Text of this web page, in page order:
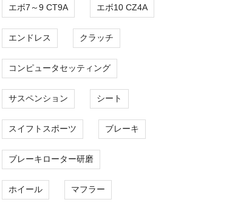
エボ7～9 CT9A エボ10 CZ4A
エンドレス クラッチ
コンピュータセッティング
サスペンション シート
スイフトスポーツ ブレーキ
ブレーキローター研磨
ホイール マフラー